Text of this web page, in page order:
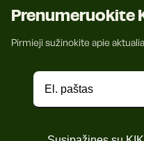
Prenumeruokite
Pirmieji sužinokite apie